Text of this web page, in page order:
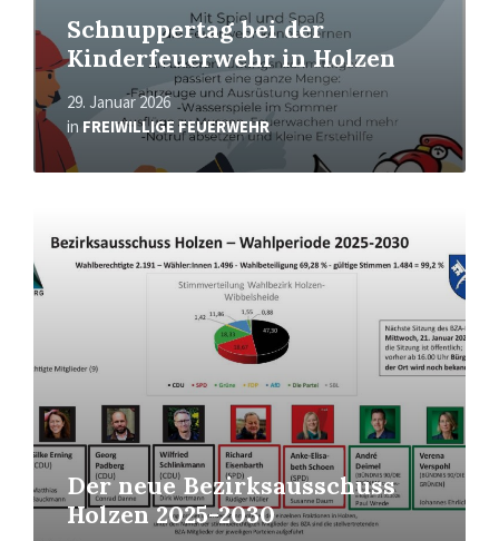
Schnuppertag bei der
Kinderfeuerwehr in Holzen
29. Januar 2026
in FREIWILLIGE FEUERWEHR
Der neue Bezirksausschuss
Holzen 2025-2030
erfahren